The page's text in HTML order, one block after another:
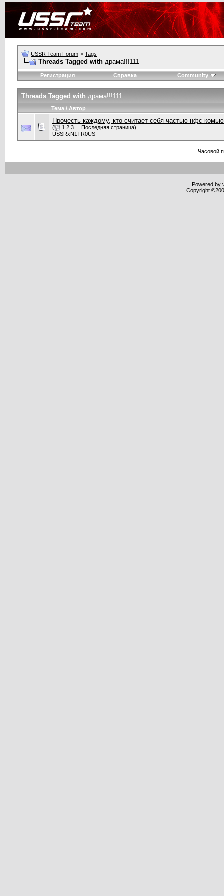
USSR Team Forum > Tags
Threads Tagged with драма!!!111
Регистрация Справка Community
Threads Tagged with драма!!!111
Тема / Автор
Прочесть каждому, кто считает себя частью нфс
( 1 2 3 Последняя страница)
USSRxN1TR0US
Часовой
Powered by
Copyright